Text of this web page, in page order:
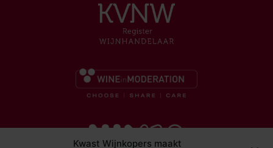
Kwast Wijnkopers maakt